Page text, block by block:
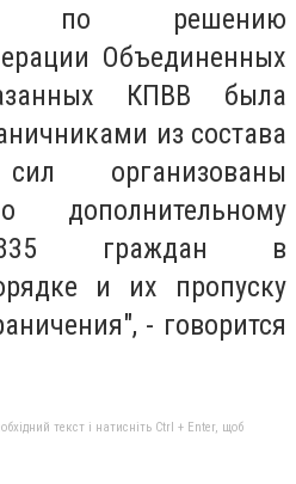
по решению
Объединенных
КПВВ была
из состава
организованы
дополнительному
835 граждан в
и их пропуску
- говорится
текст і натисніть Ctrl + Enter, щоб